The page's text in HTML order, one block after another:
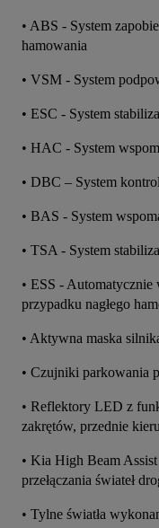
• ABS - System
hamowania
• VSM - System
• ESC - System
• HAC - System
• DBC – System
• BAS - System
• TSA - System
• ESS - Automatycznie
przypadku nagłego
• Aktywna maska
• Czujniki parkowania
• Reflektory LED z
zakrętów, przednie
• Kia High Beam
przełączania świateł
• Tylne światła